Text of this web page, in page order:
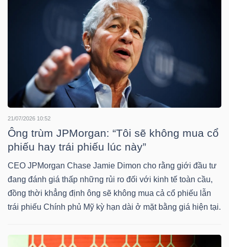
21/07/2026 10:52
Ông trùm JPMorgan: “Tôi sẽ không mua cổ
phiếu hay trái phiếu lúc này”
CEO JPMorgan Chase Jamie Dimon cho rằng giới đầu tư
đang đánh giá thấp những rủi ro đối với kinh tế toàn cầu,
đồng thời khẳng định ông sẽ không mua cả cổ phiếu lẫn
trái phiếu Chính phủ Mỹ kỳ hạn dài ở mặt bằng giá hiện tại.
GIỚI
DƯƠNG